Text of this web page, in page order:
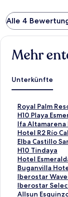
Alle 4
Mehr
Unterkünfte
Royal Palm
L
i
n
k
,
d
e
r
d
i
e
H10 Playa
L
i
n
k
,
d
e
r
d
i
Ifa Altamarena
L
i
n
k
,
d
e
r
d
Hotel R2 Río
L
i
n
k
,
d
e
r
Elba Castillo
L
i
n
k
,
d
e
H10 Tindaya
L
i
n
k
,
d
Hotel
L
i
n
k
,
Buganvilla
L
i
n
k
Iberostar
L
i
n
Iberostar
L
iAllsun
L